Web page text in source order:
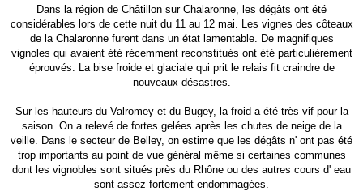
Dans la région de Châtillon sur Chalaronne, les dégâts ont été
considérables lors de cette nuit du 11 au 12 mai. Les vignes des côteaux
de la Chalaronne furent dans un état lamentable. De magnifiques
vignoles qui avaient été récemment reconstitués ont été particulièrement
éprouvés. La bise froide et glaciale qui prit le relais fit craindre de
nouveaux désastres.
Sur les hauteurs du Valromey et du Bugey, la froid a été très vif pour la
saison. On a relevé de fortes gelées après les chutes de neige de la
veille. Dans le secteur de Belley, on estime que les dégâts n' ont pas été
trop importants au point de vue général même si certaines communes
dont les vignobles sont situés près du Rhône ou des autres cours d' eau
sont assez fortement endommagées.